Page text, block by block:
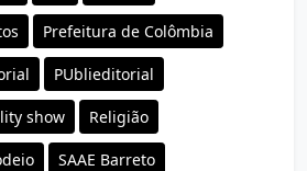
Prefeitura de Colômbia
PUblieditorial
show Religião
SAAE Barreto